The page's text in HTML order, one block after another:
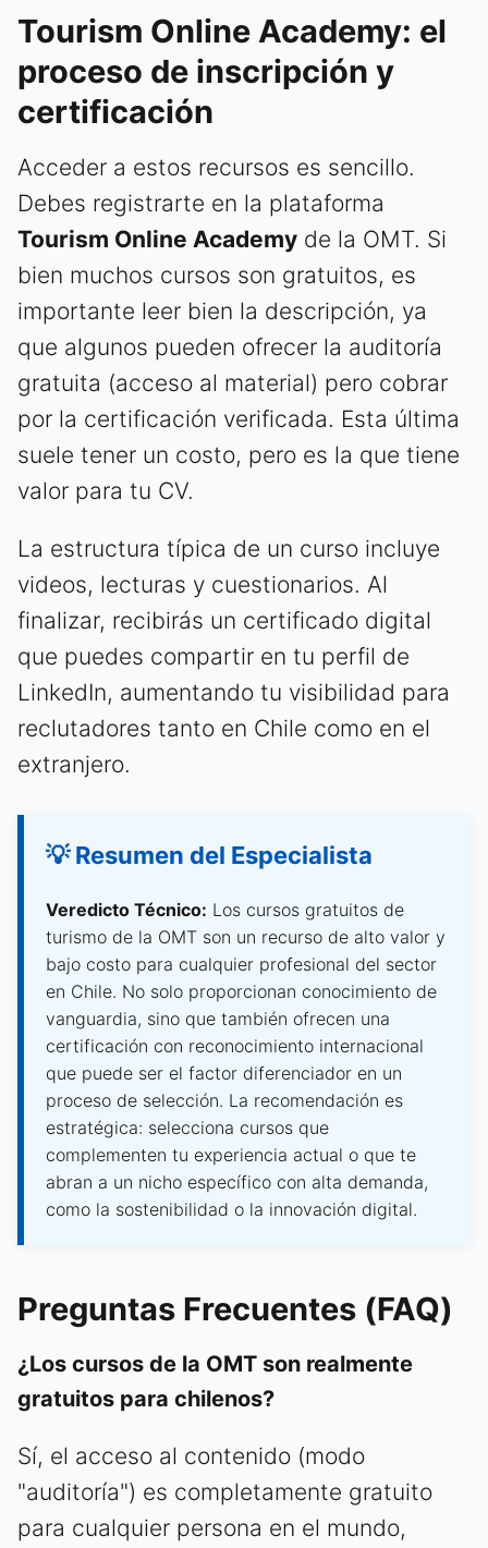
Tourism Online Academy: el
proceso de inscripción y
certificación
Acceder a estos recursos es sencillo.
Debes registrarte en la plataforma
Tourism Online Academy de la OMT. Si
bien muchos cursos son gratuitos, es
importante leer bien la descripción, ya
que algunos pueden ofrecer la auditoría
gratuita (acceso al material) pero cobrar
por la certificación verificada. Esta última
suele tener un costo, pero es la que tiene
valor para tu CV.
La estructura típica de un curso incluye
videos, lecturas y cuestionarios. Al
finalizar, recibirás un certificado digital
que puedes compartir en tu perfil de
LinkedIn, aumentando tu visibilidad para
reclutadores tanto en Chile como en el
extranjero.
💡 Resumen del Especialista
Veredicto Técnico: Los cursos gratuitos de
turismo de la OMT son un recurso de alto valor y
bajo costo para cualquier profesional del sector
en Chile. No solo proporcionan conocimiento de
vanguardia, sino que también ofrecen una
certificación con reconocimiento internacional
que puede ser el factor diferenciador en un
proceso de selección. La recomendación es
estratégica: selecciona cursos que
complementen tu experiencia actual o que te
abran a un nicho específico con alta demanda,
como la sostenibilidad o la innovación digital.
Preguntas Frecuentes (FAQ)
¿Los cursos de la OMT son realmente
gratuitos para chilenos?
Sí, el acceso al contenido (modo
"auditoría") es completamente gratuito
para cualquier persona en el mundo,